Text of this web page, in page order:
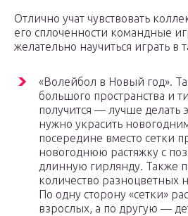
Отлично учат чувствовать
его сплоченности командные
желательно научиться играть в
«Волейбол в Новый год».
большого пространства и
получится — лучше делать
нужно украсить
посередине вместо сетки
новогоднюю растяжку с
длинную гирлянду. Также
количество разноцветных
По одну сторону «сетки»
взрослых, а по другую —